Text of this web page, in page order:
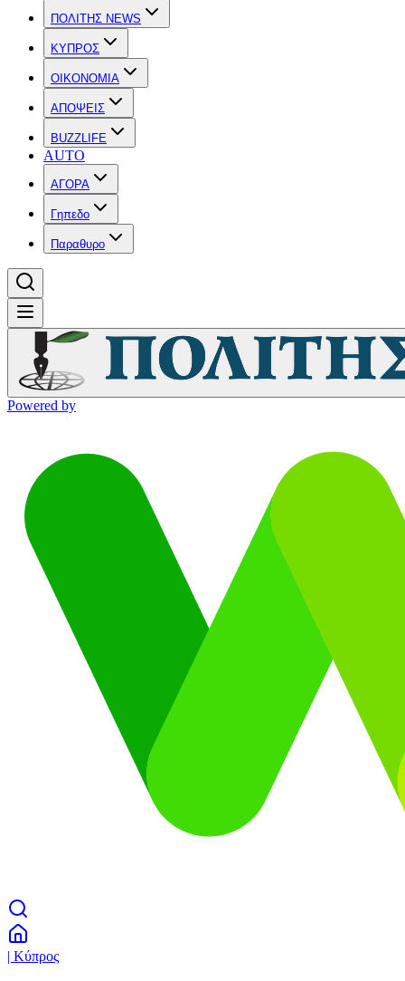
ΠΟΛΙΤΗΣ NEWS
ΚΥΠΡΟΣ
OIKONOMIA
ΑΠΟΨΕΙΣ
BUZZLIFE
AUTO
ΑΓΟΡΑ
Γηπεδο
Παραθυρο
Powered by
| Κύπρος